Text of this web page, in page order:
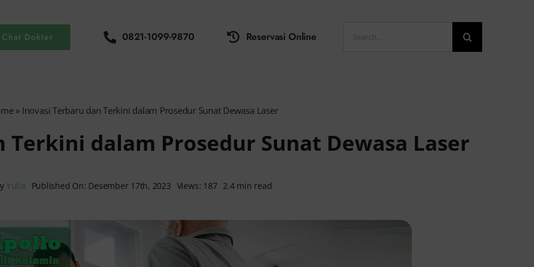
Chat Dokter 0821-1099-9870 Reservasi Online
for:
» Inovasi Terbaru dan Terkini dalam Prosedur Sunat Dewasa Laser
Terkini dalam Prosedur Sunat Dewasa Laser
Yulia Published On: Desember 17th, 2023 Views: 187 2.4 min read